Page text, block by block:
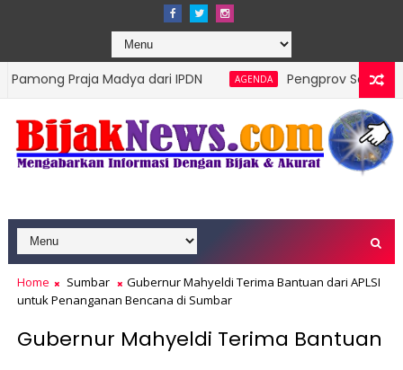
Madya dari IPDN AGENDA Pengprov Squash Indonesia
Home Sumbar
Gubernur Mahyeldi Terima Bantuan dari APLSI
untuk Penanganan Bencana di Sumbar
Gubernur Mahyeldi Terima Bantuan